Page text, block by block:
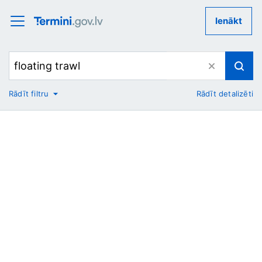
Ienākt
No
Rādīt filtru Rādīt detalizēti